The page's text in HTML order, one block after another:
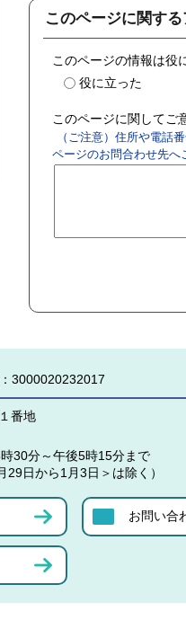
このページに関する
このページの情報は役
役に立った
このページに関してご
（ご注意）住所や電話
ページのお問合わせ先へ
3000020232017
番地
30分～午後5時15分まで
29日から1月3日＞は除く）
お問い合